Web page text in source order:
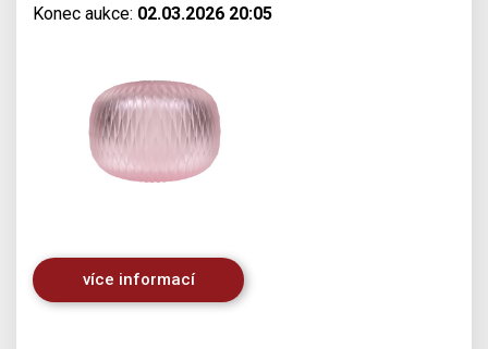
Konec aukce: 02.03.2026 20:05
více informací